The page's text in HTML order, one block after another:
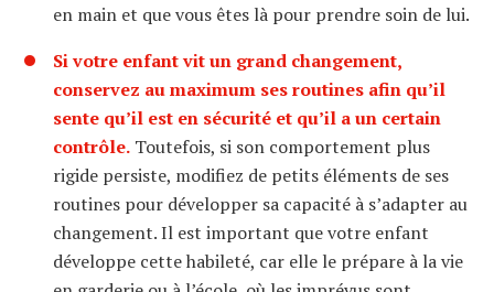
en main et que vous êtes là pour prendre soin de lui.
Si votre enfant vit un grand changement,
conservez au maximum ses routines afin qu’il
sente qu’il est en sécurité et qu’il a un certain
contrôle. Toutefois, si son comportement plus
rigide persiste, modifiez de petits éléments de ses
routines pour développer sa capacité à s’adapter au
changement. Il est important que votre enfant
développe cette habileté, car elle le prépare à la vie